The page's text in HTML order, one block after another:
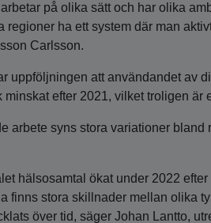
på olika sätt och har olika
regioner ha ett system där man
Carlsson.
uppföljningen att användandet av
efter 2021, vilket troligen är
arbete syns stora variationer
hälsosamtal ökat under 2022
finns stora skillnader mellan olika
över tid, säger Johan Lantto,